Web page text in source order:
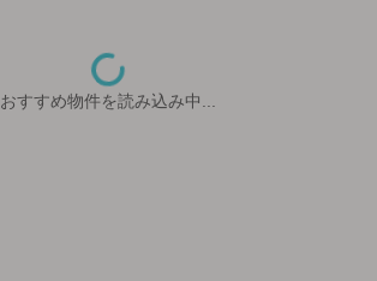
おすすめ物件を読み込み中...